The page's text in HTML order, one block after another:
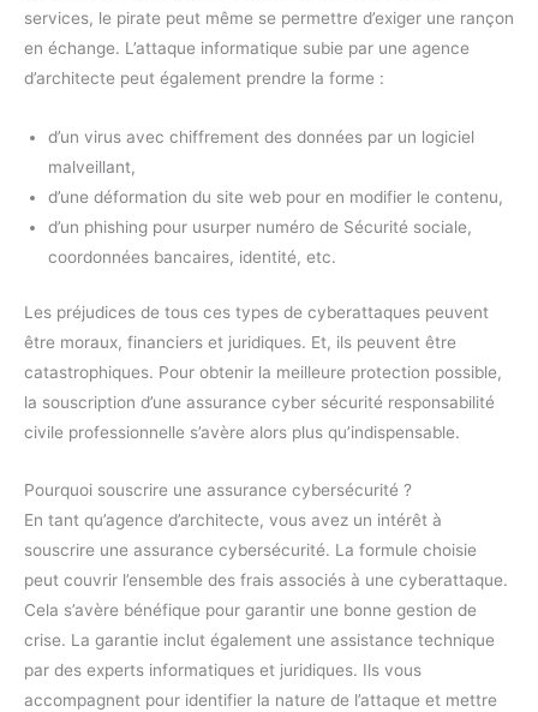
services, le pirate peut même se permettre d’exiger une rançon
en échange. L’attaque informatique subie par une agence
d’architecte peut également prendre la forme :
d’un virus avec chiffrement des données par un logiciel
malveillant,
d’une déformation du site web pour en modifier le contenu,
d’un phishing pour usurper numéro de Sécurité sociale,
coordonnées bancaires, identité, etc.
Les préjudices de tous ces types de cyberattaques peuvent
être moraux, financiers et juridiques. Et, ils peuvent être
catastrophiques. Pour obtenir la meilleure protection possible,
la souscription d’une assurance cyber sécurité responsabilité
civile professionnelle s’avère alors plus qu’indispensable.
Pourquoi souscrire une assurance cybersécurité ?
En tant qu’agence d’architecte, vous avez un intérêt à
souscrire une assurance cybersécurité. La formule choisie
peut couvrir l’ensemble des frais associés à une cyberattaque.
Cela s’avère bénéfique pour garantir une bonne gestion de
crise. La garantie inclut également une assistance technique
par des experts informatiques et juridiques. Ils vous
accompagnent pour identifier la nature de l’attaque et mettre